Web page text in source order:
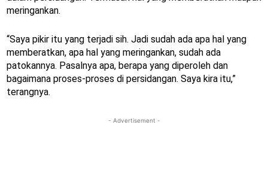
meringankan.
“Saya pikir itu yang terjadi sih. Jadi sudah ada apa hal yang
memberatkan, apa hal yang meringankan, sudah ada
patokannya. Pasalnya apa, berapa yang diperoleh dan
bagaimana proses-proses di persidangan. Saya kira itu,”
terangnya.
- Advertisement -